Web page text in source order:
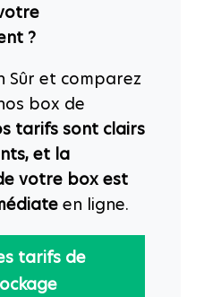
?
Sûr et comparez
box de
tarifs sont clairs
et la
votre box est
en ligne.
tarifs de